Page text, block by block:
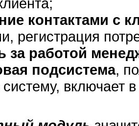
контактами с
регистрация
за работой
подсистема,
систему, включает